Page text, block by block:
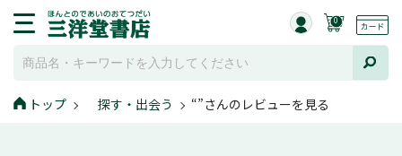
0
トップ 探す・出会う “”さんのレビューを見る